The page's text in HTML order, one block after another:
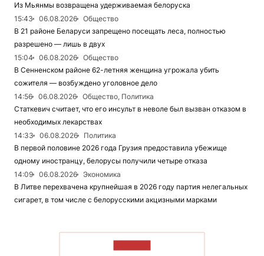
Из Мьянмы возвращена удерживаемая белоруска
15:43
06.08.2026
Общество
В 21 районе Беларуси запрещено посещать леса, полностью
разрешено — лишь в двух
15:04
06.08.2026
Общество
В Сенненском районе 62-летняя женщина угрожала убить
сожителя — возбуждено уголовное дело
14:56
06.08.2026
Общество, Политика
Статкевич считает, что его инсульт в неволе был вызван отказом в
необходимых лекарствах
14:33
06.08.2026
Политика
В первой половине 2026 года Грузия предоставила убежище
одному иностранцу, белорусы получили четыре отказа
14:09
06.08.2026
Экономика
В Литве перехвачена крупнейшая в 2026 году партия нелегальных
сигарет, в том числе с белорусскими акцизными марками